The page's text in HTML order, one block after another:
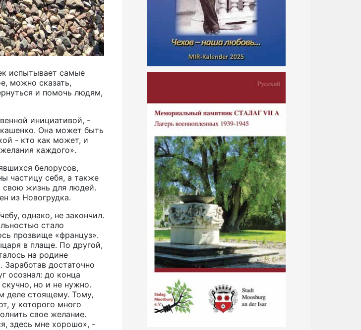
испытывает самые
можно сказать,
и помочь людям,
инициативой, -
Она может быть
- кто как может, и
каждого».
белорусов,
частицу себя, а также
свою жизнь для людей.
из Новогрудка.
однако, не закончил.
стало
прозвище «француз».
в плаще. По другой,
на родине
достаточно
осознал: до конца
но и не нужно.
деле стоящему. Тому,
у которого много
свое желание.
здесь мне хорошо», -